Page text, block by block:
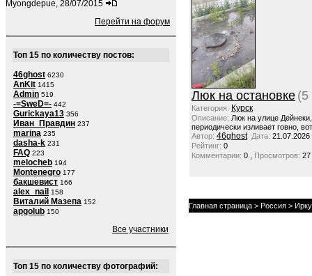
Myongdepue, 28/07/2015
Перейти на форум
Топ 15 по количеству постов:
46ghost 6230
AnKit 1415
Admin 519
-=SweD=- 442
Gurickaya13 356
Иван_Правдин 237
marina 235
dasha-k 231
FAQ 223
melocheb 194
Montenegro 177
бакшевист 166
alex_nail 158
Виталий Мазепа 152
apgolub 150
Все участники
Топ 15 по количеству фотографий:
Люк на остановке (5
Категория: Курск
Описание: Люк на улице
периодически изливает говно,
Автор: 46ghost Дата: 21.07.2026
Рейтинг: 0
Комментарии: 0 , Просмотров: 27
Главная страница > Россия >